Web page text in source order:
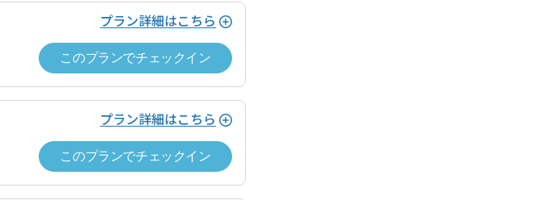
プラン詳細はこちら
このプランでチェックイン
プラン詳細はこちら
このプランでチェックイン
クインはスマートフォンからお願いします。
キャンし、遷移先の施設詳細ページから「チェックイン」できます。